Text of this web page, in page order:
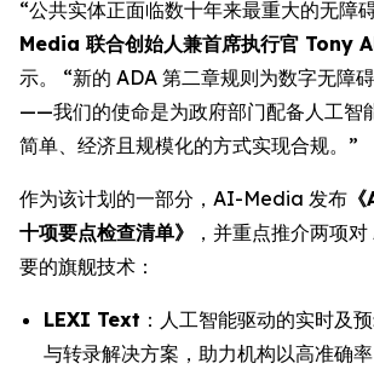
“公共实体正面临数十年来最重大的无障
Media 联合创始人兼首席执行官 Tony
示。 “新的 ADA 第二章规则为数字无障
——我们的使命是为政府部门配备人工智
简单、经济且规模化的方式实现合规。”
作为该计划的一部分，AI-Media 发布
十项要点检查清单》
，并重点推介两项
要的旗舰技术：
LEXI Text ：人工智能驱动的实时及
与转录解决方案，助力机构以高准确